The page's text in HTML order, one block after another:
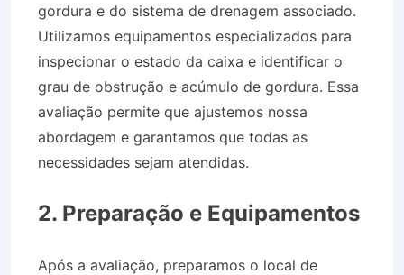
gordura e do sistema de drenagem associado.
Utilizamos equipamentos especializados para
inspecionar o estado da caixa e identificar o
grau de obstrução e acúmulo de gordura. Essa
avaliação permite que ajustemos nossa
abordagem e garantamos que todas as
necessidades sejam atendidas.
2. Preparação e Equipamentos
Após a avaliação, preparamos o local de